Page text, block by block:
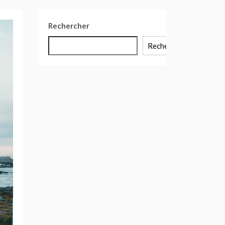
Rechercher
Rechercher